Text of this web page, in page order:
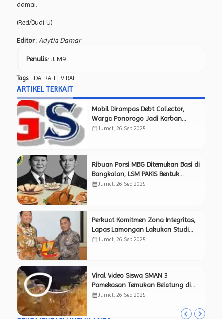
damai.
(Red/Budi U)
Editor: Adytia Damar
Penulis: JJM9
Tags DAERAH VIRAL
ARTIKEL TERKAIT
Mobil Dirampas Debt Collector,
Warga Ponorogo Jadi Korban
Pemerasan Berkedok BT
calendar_monthJumat, 26 Sep 2025
Ribuan Porsi MBG Ditemukan Basi di
Bangkalan, LSM PAKIS Bentuk
Timsus Pemantau Independen Awasi
calendar_monthJumat, 26 Sep 2025
Perkuat Komitmen Zona Integritas,
Lapas Lamongan Lakukan Studi
Tiru ke Lapas Mojokerto yang
calendar_monthJumat, 26 Sep 2025
Viral Video Siswa SMAN 3
Pamekasan Temukan Belatung di
Menu Makan Bergizi Gratis, Netizen
calendar_monthJumat, 26 Sep 2025